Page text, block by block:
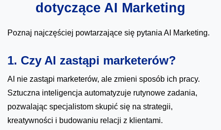
dotyczące AI Marketing
Poznaj najczęściej powtarzające się pytania AI Marketing.
1. Czy AI zastąpi marketerów?
AI nie zastąpi marketerów, ale zmieni sposób ich pracy.
Sztuczna inteligencja automatyzuje rutynowe zadania,
pozwalając specjalistom skupić się na strategii,
kreatywności i budowaniu relacji z klientami.